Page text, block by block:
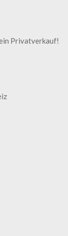
Privatverkauf!